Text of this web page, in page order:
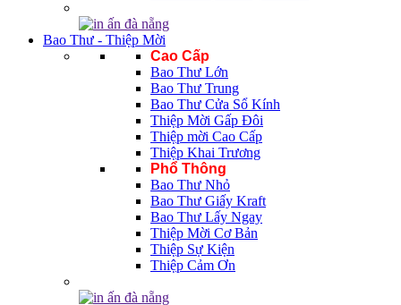
Bao Thư - Thiệp Mời
Cao Cấp
Bao Thư Lớn
Bao Thư Trung
Bao Thư Cửa Sổ Kính
Thiệp Mời Gấp Đôi
Thiệp mời Cao Cấp
Thiệp Khai Trương
Phổ Thông
Bao Thư Nhỏ
Bao Thư Giấy Kraft
Bao Thư Lấy Ngay
Thiệp Mời Cơ Bản
Thiệp Sự Kiện
Thiệp Cảm Ơn